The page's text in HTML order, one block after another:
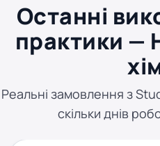
Останні
практики —
Реальні замовлення з
скільки днів